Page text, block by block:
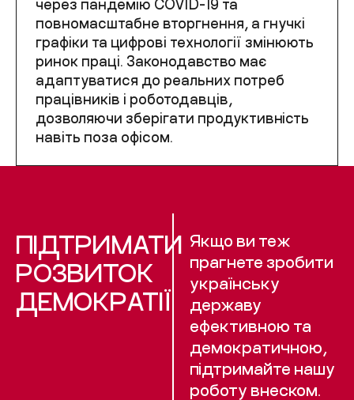
через пандемію COVID-19 та
повномасштабне вторгнення, а гнучкі
графіки та цифрові технології змінюють
ринок праці. Законодавство має
адаптуватися до реальних потреб
працівників і роботодавців,
дозволяючи зберігати продуктивність
навіть поза офісом.
ПІДТРИМАТИ
РОЗВИТОК
ДЕМОКРАТІЇ
Якщо ви теж
прагнете зробити
українську
державу
ефективною та
демократичною,
підтримайте нашу
роботу внеском.